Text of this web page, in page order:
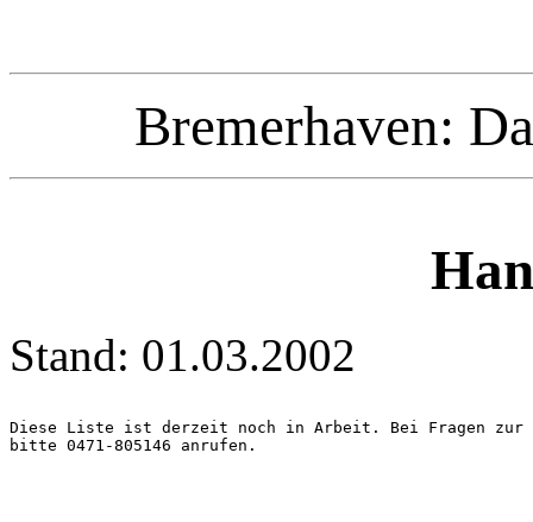
Bremerhaven:
Stand: 01.03.2002
Diese Liste ist derzeit noch in Arbeit. Bei Fragen
bitte 0471-805146 anrufen.